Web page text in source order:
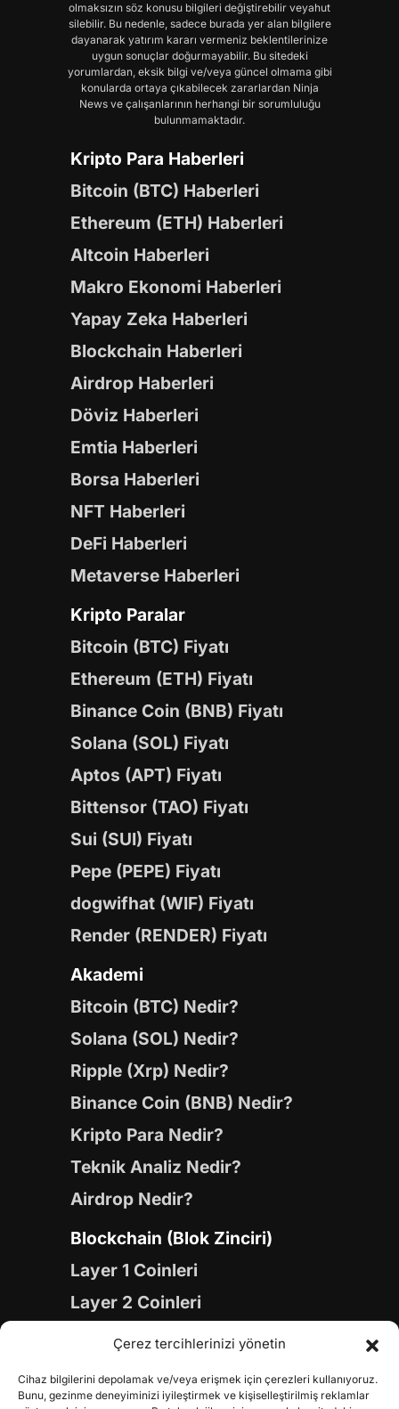
Çerez tercihlerinizi yönetin
Cihaz bilgilerini depolamak ve/veya erişmek için çerezleri kullanıyoruz.
Bunu, gezinme deneyiminizi iyileştirmek ve kişiselleştirilmiş reklamlar
olmaksızın söz konusu bilgileri değiştirebilir veyahut
silebilir. Bu nedenle, sadece burada yer alan bilgilere
dayanarak yatırım kararı vermeniz beklentilerinize
uygun sonuçlar doğurmayabilir. Bu sitedeki
yorumlardan, eksik bilgi ve/veya güncel olmama gibi
konularda ortaya çıkabilecek zararlardan Ninja
News ve çalışanlarının herhangi bir sorumluluğu
bulunmamaktadır.
Kripto Para Haberleri
Bitcoin (BTC) Haberleri
Ethereum (ETH) Haberleri
Altcoin Haberleri
Makro Ekonomi Haberleri
Yapay Zeka Haberleri
Blockchain Haberleri
Airdrop Haberleri
Döviz Haberleri
Emtia Haberleri
Borsa Haberleri
NFT Haberleri
DeFi Haberleri
Metaverse Haberleri
Kripto Paralar
Bitcoin (BTC) Fiyatı
Ethereum (ETH) Fiyatı
Binance Coin (BNB) Fiyatı
Solana (SOL) Fiyatı
Aptos (APT) Fiyatı
Bittensor (TAO) Fiyatı
Sui (SUI) Fiyatı
Pepe (PEPE) Fiyatı
dogwifhat (WIF) Fiyatı
Render (RENDER) Fiyatı
Akademi
Bitcoin (BTC) Nedir?
Solana (SOL) Nedir?
Ripple (Xrp) Nedir?
Binance Coin (BNB) Nedir?
Kripto Para Nedir?
Teknik Analiz Nedir?
Airdrop Nedir?
Blockchain (Blok Zinciri)
Layer 1 Coinleri
Layer 2 Coinleri
Yapay Zeka (AI) Coinleri
Gaming Coinleri